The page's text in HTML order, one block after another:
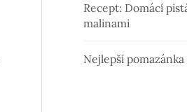
Recept: Domácí
malinami
Nejlepší